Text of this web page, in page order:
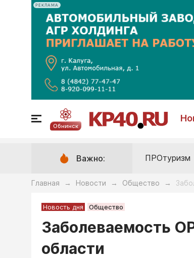
РЕКЛАМА
Обнинск
Важно: ПРОтуризм
Главная → Новости → Общество →
Новость дня Общество
Заболеваемость
области